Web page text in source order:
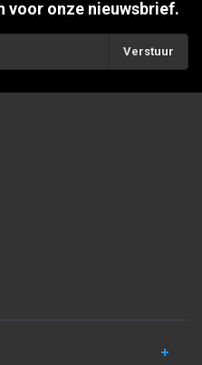
voor onze nieuwsbrief.
Verstuur